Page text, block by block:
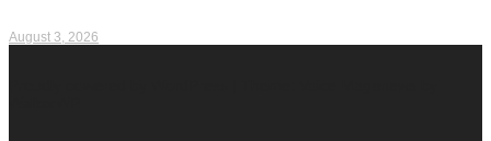
August 3, 2026